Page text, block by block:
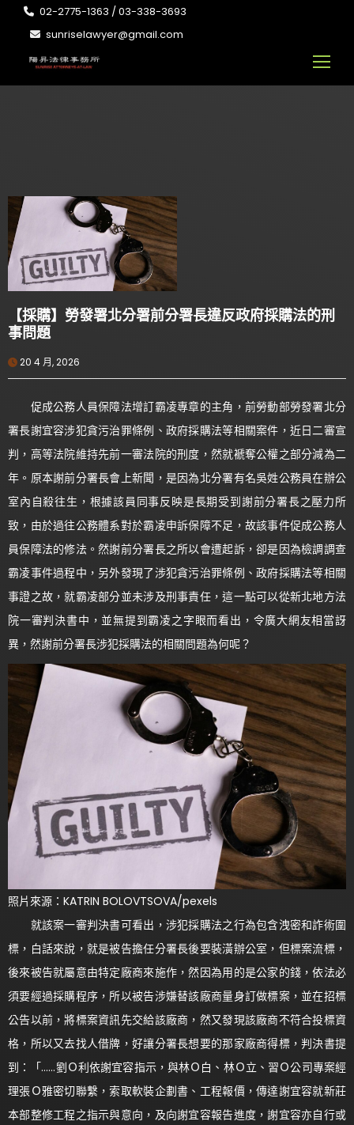
02-2775-1363 / 03-338-3693
sunriselawyer@gmail.com
【採購】勞發署北分署前分署長違反政府採購法的刑
事問題
20 4 月, 2026
促成公務人員保障法增訂霸凌專章的主角，前勞動部勞發署北分
署長謝宜容涉犯貪污治罪條例、政府採購法等相關案件，近日二審宣
判，高等法院維持先前一審法院的刑度，然就褫奪公權之部分減為二
年。原本謝前分署長會上新聞，是因為北分署有名吳姓公務員在辦公
室內自殺往生，根據該員同事反映是長期受到謝前分署長之壓力所
致，由於過往公務體系對於霸凌申訴保障不足，故該事件促成公務人
員保障法的修法。然謝前分署長之所以會遭起訴，卻是因為檢調調查
霸凌事件過程中，另外發現了涉犯貪污治罪條例、政府採購法等相關
事證之故，就霸凌部分並未涉及刑事責任，這一點可以從新北地方法
院一審判決書中，並無提到霸凌之字眼而看出，令廣大網友相當訝
異，然謝前分署長涉犯採購法的相關問題為何呢？
照片來源：KATRIN BOLOVTSOVA/pexels
就該案一審判決書可看出，涉犯採購法之行為包含洩密和詐術圍
標，白話來說，就是被告擔任分署長後要裝潢辦公室，但標案流標，
後來被告就屬意由特定廠商來施作，然因為用的是公家的錢，依法必
須要經過採購程序，所以被告涉嫌替該廠商量身訂做標案，並在招標
公告以前，將標案資訊先交給該廠商，然又發現該廠商不符合投標資
格，所以又去找人借牌，好讓分署長想要的那家廠商得標，判決書提
到：「……劉Ｏ利依謝宜容指示，與林Ｏ白、林Ｏ立、習Ｏ公司專案經
理張Ｏ雅密切聯繫，索取軟裝企劃書、工程報價，傳達謝宜容就新莊
本部整修工程之指示與意向，及向謝宜容報告進度，謝宜容亦自行或